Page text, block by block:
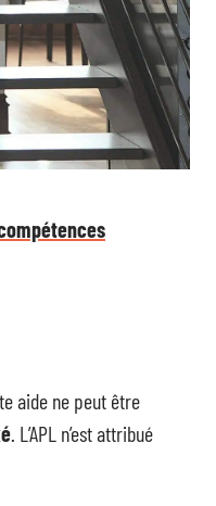
aide ne peut être
. L’APL n’est attribué